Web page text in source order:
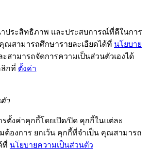
ประสิทธิภาพ และประสบการณ์ที่ดีในการ
ณสามารถศึกษารายละเอียดได้ที่ นโยบาย
ะสามารถจัดการความเป็นส่วนตัวเองได้
กที่ ตั้งค่า
ว
ตั้งค่าคุกกี้โดยเปิด/ปิด คุกกี้ในแต่ละ
ต้องการ ยกเว้น คุกกี้ที่จำเป็น คุณสามารถ
ที่ นโยบายความเป็นส่วนตัว